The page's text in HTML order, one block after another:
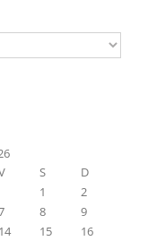
S
D
1
2
8
9
14 15
16